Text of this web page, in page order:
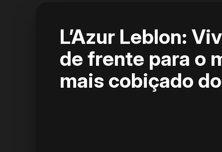
L’Azur Leblon:
de frente para o
mais cobiçado